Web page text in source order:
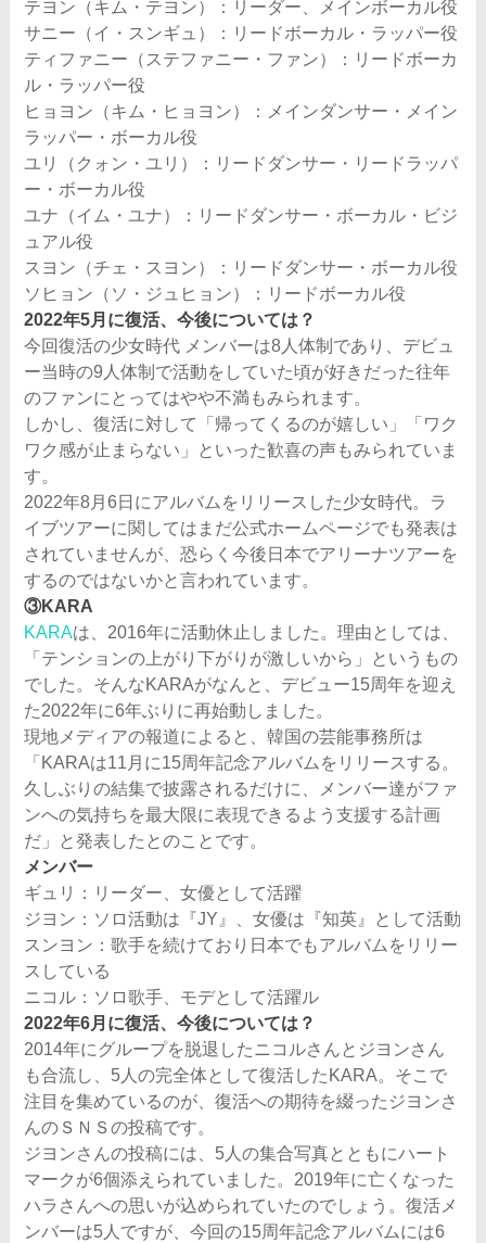
テヨン（キム・テヨン）：リーダー、メインボーカル役
サニー（イ・スンギュ）：リードボーカル・ラッパー役
ティファニー（ステファニー・ファン）：リードボーカ
ル・ラッパー役
ヒョヨン（キム・ヒョヨン）：メインダンサー・メイン
ラッパー・ボーカル役
ユリ（クォン・ユリ）：リードダンサー・リードラッパ
ー・ボーカル役
ユナ（イム・ユナ）：リードダンサー・ボーカル・ビジ
ュアル役
スヨン（チェ・スヨン）：リードダンサー・ボーカル役
ソヒョン（ソ・ジュヒョン）：リードボーカル役
2022年5月に復活、今後については？
今回復活の少女時代 メンバーは8人体制であり、デビュ
ー当時の9人体制で活動をしていた頃が好きだった往年
のファンにとってはやや不満もみられます。
しかし、復活に対して「帰ってくるのが嬉しい」「ワク
ワク感が止まらない」といった歓喜の声もみられていま
す。
2022年8月6日にアルバムをリリースした少女時代。ラ
イブツアーに関してはまだ公式ホームページでも発表は
されていませんが、恐らく今後日本でアリーナツアーを
するのではないかと言われています。
③KARA
KARAは、2016年に活動休止しました。理由としては、
「テンションの上がり下がりが激しいから」というもの
でした。そんなKARAがなんと、デビュー15周年を迎え
た2022年に6年ぶりに再始動しました。
現地メディアの報道によると、韓国の芸能事務所は
「KARAは11月に15周年記念アルバムをリリースする。
久しぶりの結集で披露されるだけに、メンバー達がファ
ンへの気持ちを最大限に表現できるよう支援する計画
だ」と発表したとのことです。
メンバー
ギュリ：リーダー、女優として活躍
ジヨン：ソロ活動は『JY』、女優は『知英』として活動
スンヨン：歌手を続けており日本でもアルバムをリリー
スしている
ニコル：ソロ歌手、モデとして活躍ル
2022年6月に復活、今後については？
2014年にグループを脱退したニコルさんとジヨンさん
も合流し、5人の完全体として復活したKARA。そこで
注目を集めているのが、復活への期待を綴ったジヨンさ
んのＳＮＳの投稿です。
ジヨンさんの投稿には、5人の集合写真とともにハート
マークが6個添えられていました。2019年に亡くなった
ハラさんへの思いが込められていたのでしょう。復活メ
ンバーは5人ですが、今回の15周年記念アルバムには6